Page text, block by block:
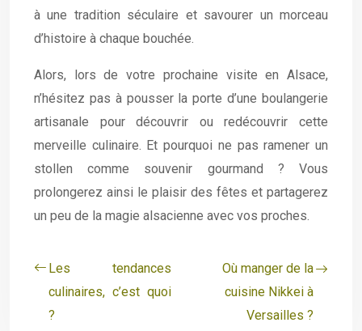
à une tradition séculaire et savourer un morceau
d’histoire à chaque bouchée.
Alors, lors de votre prochaine visite en Alsace,
n’hésitez pas à pousser la porte d’une boulangerie
artisanale pour découvrir ou redécouvrir cette
merveille culinaire. Et pourquoi ne pas ramener un
stollen comme souvenir gourmand ? Vous
prolongerez ainsi le plaisir des fêtes et partagerez
un peu de la magie alsacienne avec vos proches.
Les tendances
culinaires, c’est quoi
?
Où manger de la
cuisine Nikkei à
Versailles ?